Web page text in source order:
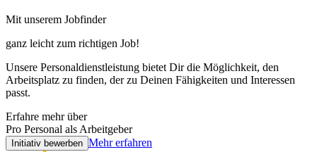
Mit unserem Jobfinder
ganz leicht zum richtigen Job!
Unsere Personaldienstleistung bietet Dir die Möglichkeit, den
Arbeitsplatz zu finden, der zu Deinen Fähigkeiten und Interessen
passt.
Erfahre mehr über
Pro Personal als Arbeitgeber
Initiativ bewerben Mehr erfahren